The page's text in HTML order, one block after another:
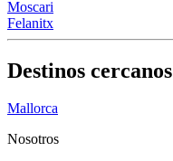
Moscari
Felanitx
Destinos cercanos
Mallorca
Nosotros